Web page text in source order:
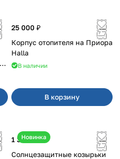
25 000 ₽
Корпус отопителя на Приора
Halla
В наличии
В корзину
Новинка
1 350 ₽
Солнцезащитные козырьки